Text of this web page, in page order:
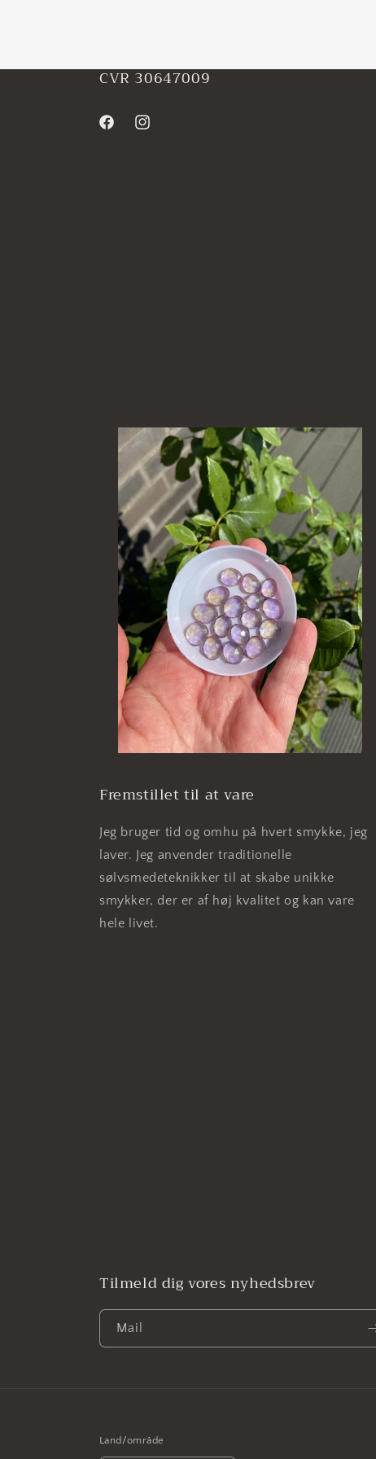
CVR 30647009
FacebookInstagram
Fremstillet til at vare
Jeg bruger tid og omhu på hvert smykke, jeg
laver. Jeg anvender traditionelle
sølvsmedeteknikker til at skabe unikke
smykker, der er af høj kvalitet og kan vare
hele livet.
Tilmeld dig vores nyhedsbrev
Mail
Land/område